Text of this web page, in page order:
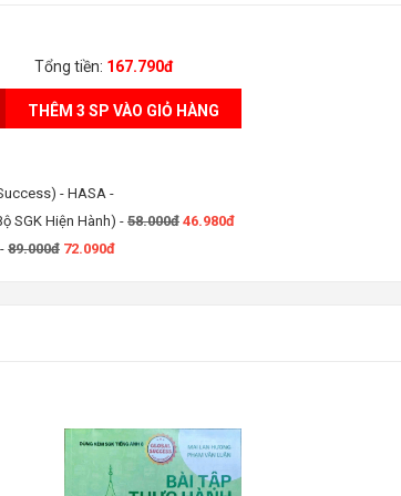
Tổng tiền: 167.790đ
THÊM 3 SP VÀO GIỎ HÀNG
- HASA -
SGK Hiện Hành) - 58.000đ 46.980đ
89.000đ 72.090đ